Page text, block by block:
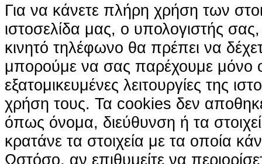
Για να κάνετε πλήρη χρήση των
ιστοσελίδα μας, ο υπολογιστής
κινητό τηλέφωνο θα πρέπει να
μπορούμε να σας παρέχουμε μόνο
εξατομικευμένες λειτουργίες της
χρήση τους. Τα cookies δεν
όπως όνομα, διεύθυνση ή τα
κρατάνε τα στοιχεία με τα οποία
Ωστόσο, αν επιθυμείτε να